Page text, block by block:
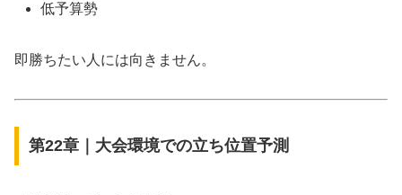
低予算勢
即勝ちたい人には向きません。
第22章｜大会環境での立ち位置予測